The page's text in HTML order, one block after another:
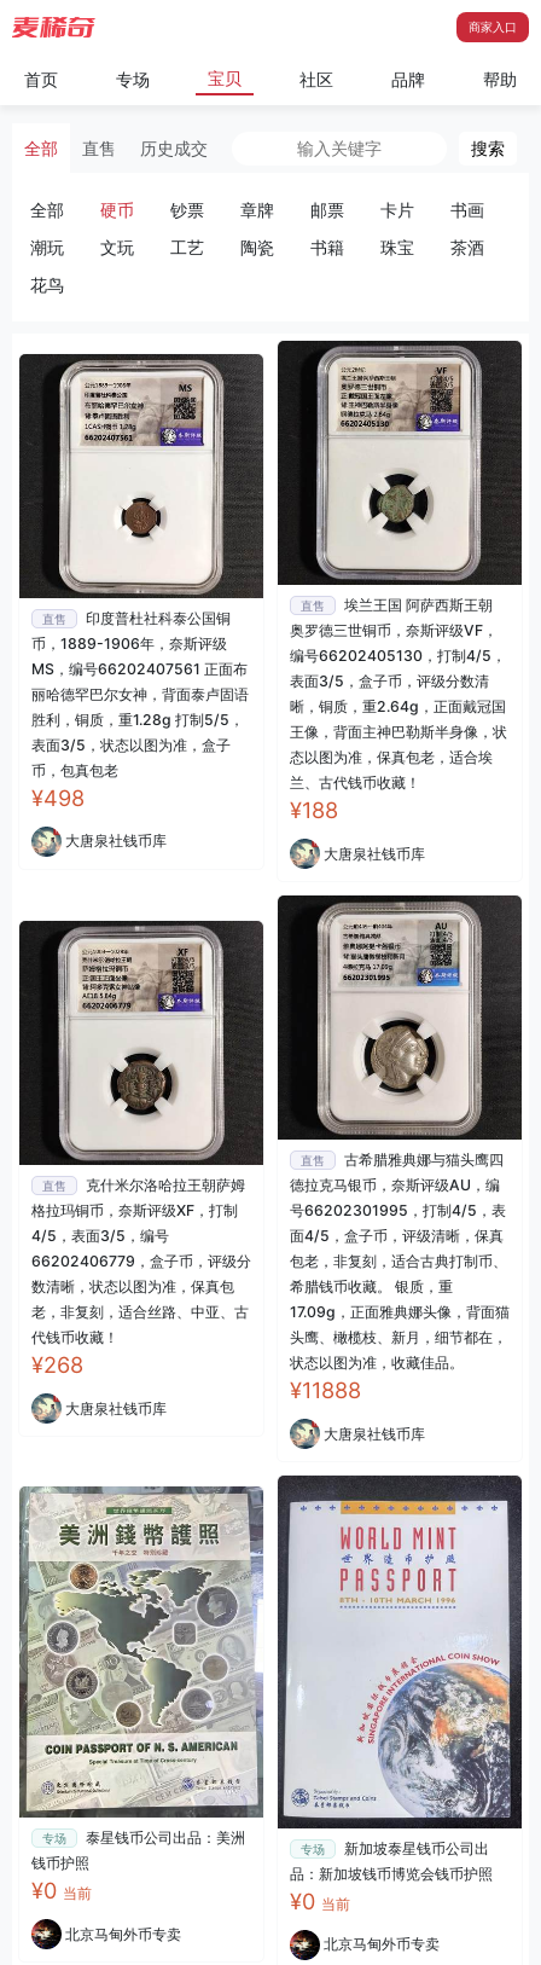
商家入口
首页 专场 宝贝 社区 品牌 帮助
全部 直售 历史成交 搜索
全部 硬币 钞票 章牌 邮票 卡片
书画
潮玩
文玩 工艺 陶瓷 书籍 珠宝
茶酒
花鸟
直售
印度普杜社科泰公国铜
币，1889-1906年，奈斯评级
MS，编号66202407561 正面布
丽哈德罕巴尔女神，背面泰卢固语
胜利，铜质，重1.28g 打制5/5，
表面3/5，状态以图为准，盒子
币，包真包老
¥498
大唐泉社钱币库
直售
埃兰王国 阿萨西斯王朝
奥罗德三世铜币，奈斯评级VF，
编号66202405130，打制4/5，
表面3/5，盒子币，评级分数清
晰，铜质，重2.64g，正面戴冠国
王像，背面主神巴勒斯半身像，状
态以图为准，保真包老，适合埃
兰、古代钱币收藏！
¥188
大唐泉社钱币库
直售
克什米尔洛哈拉王朝萨姆
格拉玛铜币，奈斯评级XF，打制
4/5，表面3/5，编号
66202406779，盒子币，评级分
数清晰，状态以图为准，保真包
老，非复刻，适合丝路、中亚、古
代钱币收藏！
¥268
大唐泉社钱币库
直售
古希腊雅典娜与猫头鹰四
德拉克马银币，奈斯评级AU，编
号66202301995，打制4/5，表
面4/5，盒子币，评级清晰，保真
包老，非复刻，适合古典打制币、
希腊钱币收藏。 银质，重
17.09g，正面雅典娜头像，背面猫
头鹰、橄榄枝、新月，细节都在，
状态以图为准，收藏佳品。
¥11888
大唐泉社钱币库
专场
泰星钱币公司出品：美洲
钱币护照
¥0 当前
北京马甸外币专卖
专场
新加坡泰星钱币公司出
品：新加坡钱币博览会钱币护照
¥0 当前
北京马甸外币专卖